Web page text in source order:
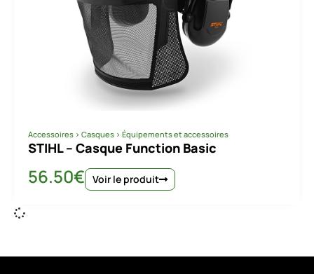
Accessoires > Casques > Équipements et accessoires
STIHL – Casque Function Basic
56.50€ Voir le produit